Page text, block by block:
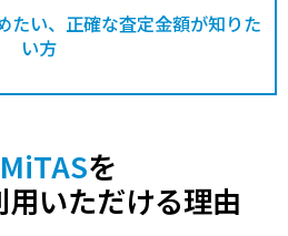
たい、正確な査定金額が知りた
い方
を
いただける理由